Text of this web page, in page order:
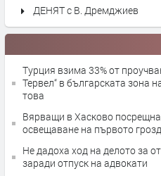
ДЕНЯТ с В. Дремджиев
Турция взима 33% от
Тервел“ в българската зона
това
Вярващи в Хасково
освещаване на първото
Не дадоха ход на делото за
заради отпуск на адвокати